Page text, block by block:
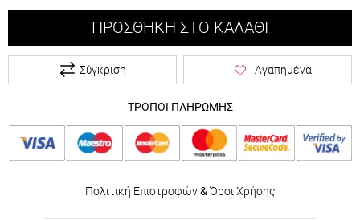
ΠΡΟΣΘΉΚΗ ΣΤΟ ΚΑΛΆΘΙ
Σύγκριση Αγαπημένα
ΤΡΟΠΟΙ ΠΛΗΡΩΜΗΣ
Πολιτική Επιστροφών& Όροι Χρήσης